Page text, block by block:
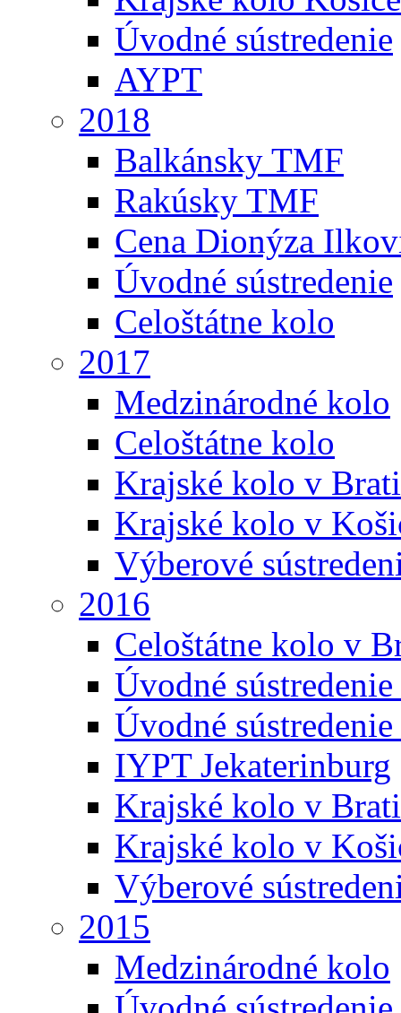
Úvodné sústredenie
AYPT
2018
Balkánsky TMF
Rakúsky TMF
Cena Dionýza
Úvodné sústredenie
Celoštátne kolo
2017
Medzinárodné kolo
Celoštátne kolo
Krajské kolo v
Krajské kolo v
Výberové
2016
Celoštátne kolo v
Úvodné
Úvodné
IYPT Jekaterinburg
Krajské kolo v
Krajské kolo v
Výberové
2015
Medzinárodné kolo